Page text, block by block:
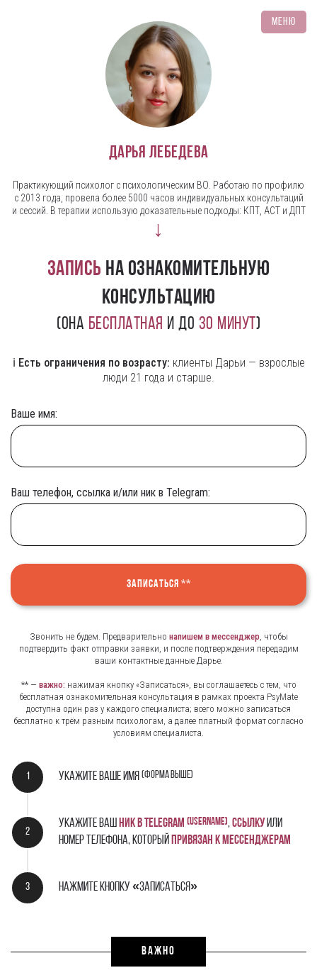
Дарья Лебедева
Практикующий психолог с психологическим ВО. Работаю по профилю
с 2013 года, провела более 5000 часов индивидуальных консультаций
и сессий. В терапии использую доказательные подходы: КПТ, ACT и ДПТ
↓
Меню
Запись на ознакомительную
консультацию
(она бесплатная и до 30 минут)
ℹ️ Есть ограничения по возрасту: клиенты Дарьи — взрослые
люди 21 года и старше.
Ваше имя:
Ваш телефон, ссылка и/или ник в Telegram:
Записаться **
Звонить не будем. Предварительно напишем в мессенджер, чтобы
подтвердить факт отправки заявки, и после подтверждения передадим
ваши контактные данные Дарье.
** — важно: нажимая кнопку «Записаться», вы соглашаетесь с тем, что
бесплатная ознакомительная консультация в рамках проекта PsyMate
доступна один раз у каждого специалиста; всего можно записаться
бесплатно к трём разным психологам, а далее платный формат согласно
условиям специалиста.
Укажите ваше имя (форма выше)
Укажите вашНИК В Telegram (username),ссылкуили
номер телефона, которыйпривязан к мессенджерам
Нажмите кнопку «Записаться»
ВАЖНО